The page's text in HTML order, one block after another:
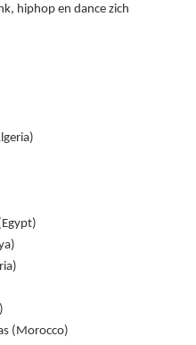
hiphop en dance zich
(Morocco)